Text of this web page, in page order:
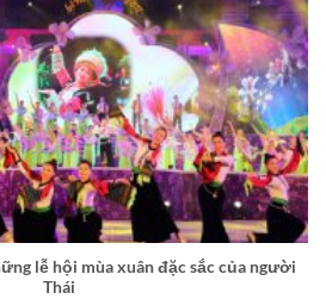
lễ hội mùa xuân đặc sắc của người
Thái